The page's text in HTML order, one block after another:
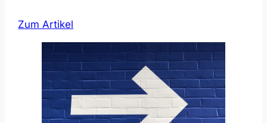
Zum Artikel